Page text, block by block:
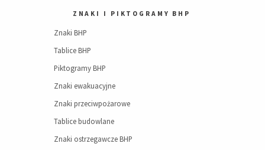
ZNAKI I PIKTOGRAMY BHP
Znaki BHP
Tablice BHP
Piktogramy BHP
Znaki ewakuacyjne
Znaki przeciwpożarowe
Tablice budowlane
Znaki ostrzegawcze BHP